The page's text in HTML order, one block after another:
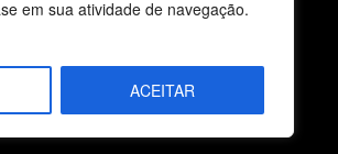
em sua atividade de navegação.
ACEITAR
/ Comunicação